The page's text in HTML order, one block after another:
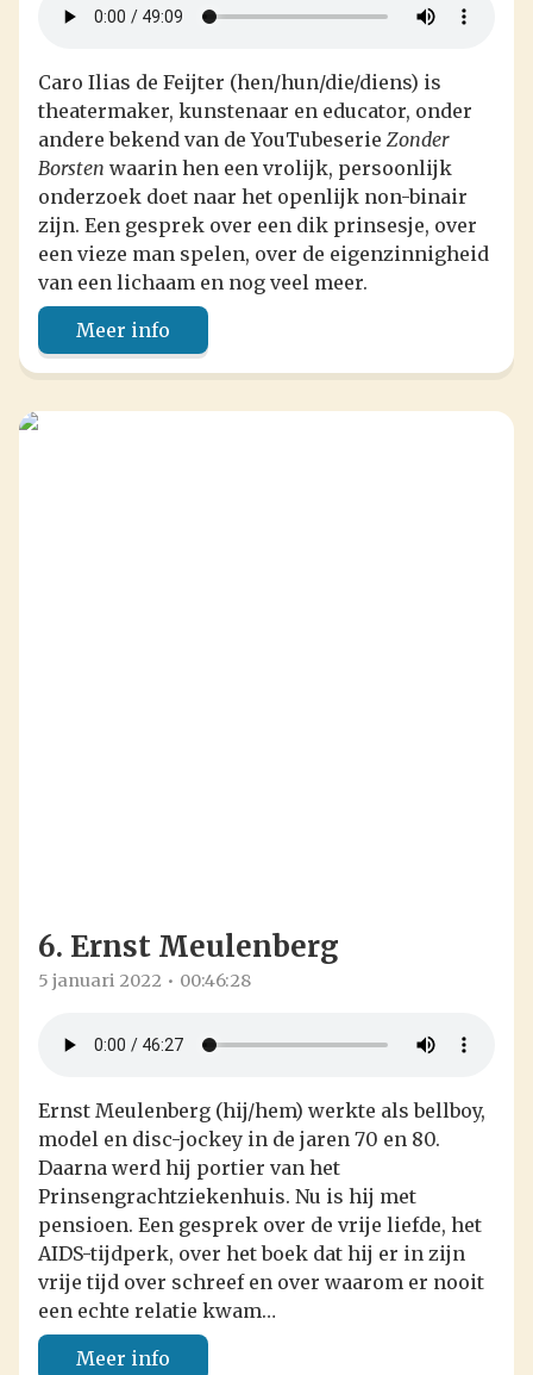
Caro Ilias de Feijter (hen/hun/die/diens) is
theatermaker, kunstenaar en educator, onder
andere bekend van de YouTubeserie Zonder
Borsten waarin hen een vrolijk, persoonlijk
onderzoek doet naar het openlijk non-binair
zijn. Een gesprek over een dik prinsesje, over
een vieze man spelen, over de eigenzinnigheid
van een lichaam en nog veel meer.
Meer info
6. Ernst Meulenberg
5 januari 2022 00:46:28
Ernst Meulenberg (hij/hem) werkte als bellboy,
model en disc-jockey in de jaren 70 en 80.
Daarna werd hij portier van het
Prinsengrachtziekenhuis. Nu is hij met
pensioen. Een gesprek over de vrije liefde, het
AIDS-tijdperk, over het boek dat hij er in zijn
vrije tijd over schreef en over waarom er nooit
een echte relatie kwam…
Meer info